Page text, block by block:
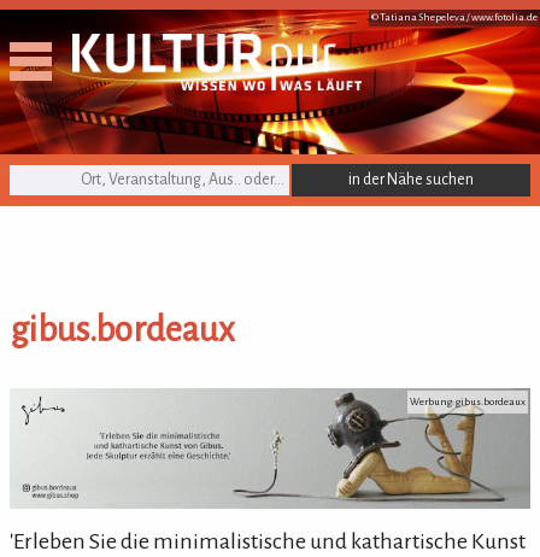
© Tatiana Shepeleva /www.fotolia.de
KULTURpur Suche
gibus.bordeaux
gibus.bordeaux Werbung: gibus.bordeaux
'Erleben Sie die minimalistische und kathartische Kunst